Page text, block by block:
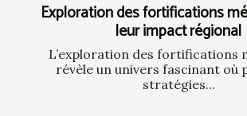
Exploration des fortifications
leur impact régional
L’exploration des fortifications
révèle un univers fascinant où
stratégies...